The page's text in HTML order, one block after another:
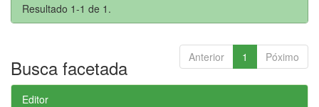
Resultado 1-1 de 1.
Anterior 1 Póximo
Busca facetada
Editor